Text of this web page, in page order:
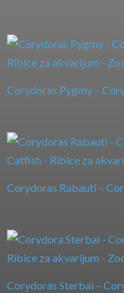
Corydoras Pygmy –
Corydoras Rabauti –
Corydoras Sterbai –